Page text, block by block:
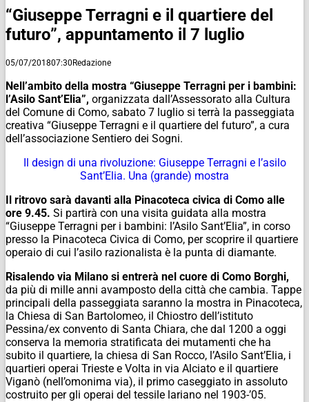
“Giuseppe Terragni e il quartiere del
futuro”, appuntamento il 7 luglio
05/07/201807:30Redazione
Nell’ambito della mostra “Giuseppe Terragni per i bambini:
l’Asilo Sant’Elia”, organizzata dall’Assessorato alla Cultura
del Comune di Como, sabato 7 luglio si terrà la passeggiata
creativa “Giuseppe Terragni e il quartiere del futuro”, a cura
dell’associazione Sentiero dei Sogni.
Il design di una rivoluzione: Giuseppe Terragni e l’asilo
Sant’Elia. Una (grande) mostra
Il ritrovo sarà davanti alla Pinacoteca civica di Como alle
ore 9.45. Si partirà con una visita guidata alla mostra
“Giuseppe Terragni per i bambini: l’Asilo Sant’Elia”, in corso
presso la Pinacoteca Civica di Como, per scoprire il quartiere
operaio di cui l’asilo razionalista è la punta di diamante.
Risalendo via Milano si entrerà nel cuore di Como Borghi,
da più di mille anni avamposto della città che cambia. Tappe
principali della passeggiata saranno la mostra in Pinacoteca,
la Chiesa di San Bartolomeo, il Chiostro dell’istituto
Pessina/ex convento di Santa Chiara, che dal 1200 a oggi
conserva la memoria stratificata dei mutamenti che ha
subito il quartiere, la chiesa di San Rocco, l’Asilo Sant’Elia, i
quartieri operai Trieste e Volta in via Alciato e il quartiere
Viganò (nell’omonima via), il primo caseggiato in assoluto
costruito per gli operai del tessile lariano nel 1903-’05.